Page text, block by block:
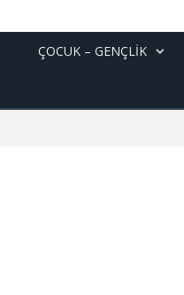
ÇOCUK – GENÇLIK